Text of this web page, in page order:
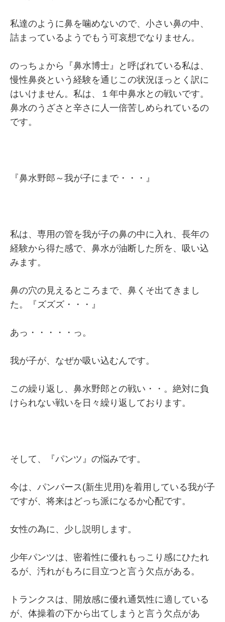
私達のように鼻を噛めないので、小さい鼻の中、
詰まっているようでもう可哀想でなりません。
のっちょから『鼻水博士』と呼ばれている私は、
慢性鼻炎という経験を通じこの状況ほっとく訳に
はいけません。私は、１年中鼻水との戦いです。
鼻水のうざさと辛さに人一倍苦しめられているの
です。
『鼻水野郎～我が子にまで・・・』
私は、専用の管を我が子の鼻の中に入れ、長年の
経験から得た感で、鼻水が油断した所を、吸い込
みます。
鼻の穴の見えるところまで、鼻くそ出てきまし
た。『ズズズ・・・』
あっ・・・・・っ。
我が子が、なぜか吸い込むんです。
この繰り返し、鼻水野郎との戦い・・。絶対に負
けられない戦いを日々繰り返しております。
そして、『パンツ』の悩みです。
今は、パンパース(新生児用)を着用している我が子
ですが、将来はどっち派になるか心配です。
女性の為に、少し説明します。
少年パンツは、密着性に優れもっこり感にひたれ
るが、汚れがもろに目立つと言う欠点がある。
トランクスは、開放感に優れ通気性に適している
が、体操着の下から出てしまうと言う欠点があ